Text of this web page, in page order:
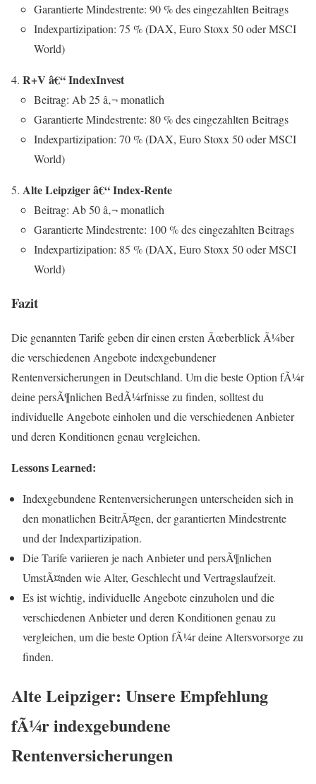
Garantierte Mindestrente: 90 % des eingezahlten Beitrags
Indexpartizipation: 75 % (DAX, Euro Stoxx 50 oder MSCI
World)
R+V â€“ IndexInvest
Beitrag: Ab 25 â‚¬ monatlich
Garantierte Mindestrente: 80 % des eingezahlten Beitrags
Indexpartizipation: 70 % (DAX, Euro Stoxx 50 oder MSCI
World)
Alte Leipziger â€“ Index-Rente
Beitrag: Ab 50 â‚¬ monatlich
Garantierte Mindestrente: 100 % des eingezahlten Beitrags
Indexpartizipation: 85 % (DAX, Euro Stoxx 50 oder MSCI
World)
Fazit
Die genannten Tarife geben dir einen ersten Ãœberblick Ã¼ber
die verschiedenen Angebote indexgebundener
Rentenversicherungen in Deutschland. Um die beste Option fÃ¼r
deine persÃ¶nlichen BedÃ¼rfnisse zu finden, solltest du
individuelle Angebote einholen und die verschiedenen Anbieter
und deren Konditionen genau vergleichen.
Lessons Learned:
Indexgebundene Rentenversicherungen unterscheiden sich in
den monatlichen BeitrÃ¤gen, der garantierten Mindestrente
und der Indexpartizipation.
Die Tarife variieren je nach Anbieter und persÃ¶nlichen
UmstÃ¤nden wie Alter, Geschlecht und Vertragslaufzeit.
Es ist wichtig, individuelle Angebote einzuholen und die
verschiedenen Anbieter und deren Konditionen genau zu
vergleichen, um die beste Option fÃ¼r deine Altersvorsorge zu
finden.
Alte Leipziger: Unsere Empfehlung
fÃ¼r indexgebundene
Rentenversicherungen